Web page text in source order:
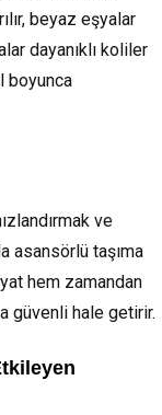
beyaz eşyalar
dayanıklı koliler
boyunca
ve
asansörlü taşıma
hem zamandan
güvenli hale getirir.